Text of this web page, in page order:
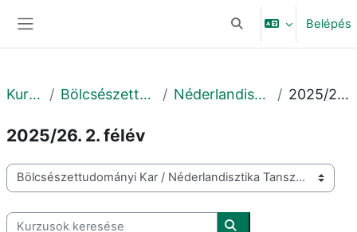
Keresési bemeneti
Belépés
Kurzusok Bölcsészettudományi Kar Néderlandisztika Tanszék 2025/26. 2. félév
2025/26. 2. félév
Kurzuskategóriák
Kurzusok keresése